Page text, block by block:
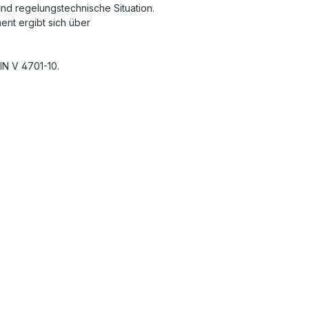
regelungstechnische Situation.
ergibt sich über
V 4701-10.